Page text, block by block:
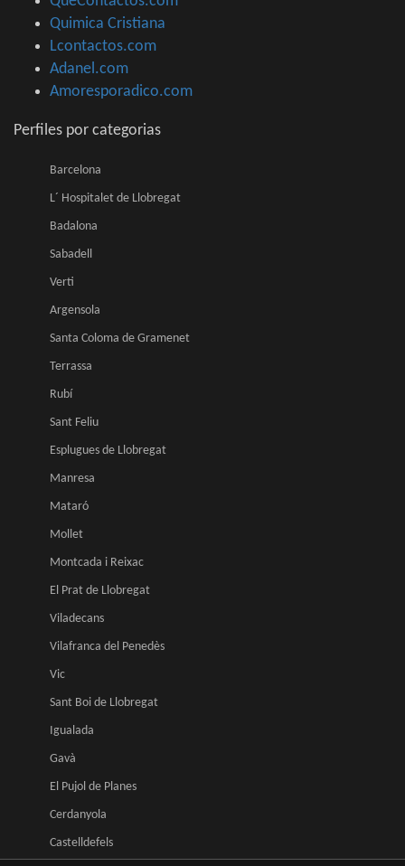
Quimica Cristiana
Lcontactos.com
Adanel.com
Amoresporadico.com
Perfiles por categorias
Barcelona
L´ Hospitalet de Llobregat
Badalona
Sabadell
Verti
Argensola
Santa Coloma de Gramenet
Terrassa
Rubí
Sant Feliu
Esplugues de Llobregat
Manresa
Mataró
Mollet
Montcada i Reixac
El Prat de Llobregat
Viladecans
Vilafranca del Penedès
Vic
Sant Boi de Llobregat
Igualada
Gavà
El Pujol de Planes
Cerdanyola
Castelldefels